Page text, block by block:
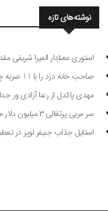
نوشته‌های تازه
استوری معنادار المیرا شریفی
صاحب خانه دزد را با 11 ضربه چاقو کشت
مهدی پاکدل از رعنا آزادی ور
سر مربی پرتغالی ۳ میلیون دلار می‌گیرد به پرسپولیس می‌آید
استایل جذاب جنیفر لوپز در